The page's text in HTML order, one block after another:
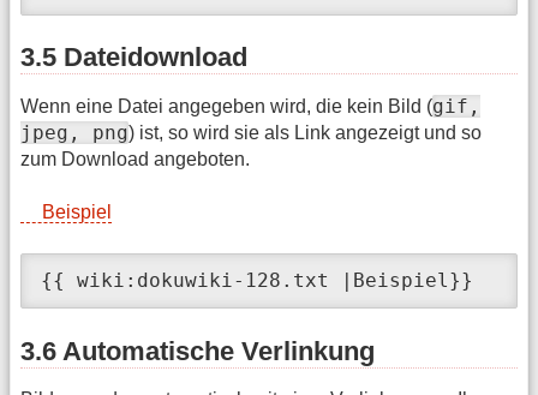
3.5 Dateidownload
Wenn eine Datei angegeben wird, die kein Bild (gif,
jpeg, png) ist, so wird sie als Link angezeigt und so
zum Download angeboten.
Beispiel
{{ wiki:dokuwiki-128.txt |Beispiel}}
3.6 Automatische Verlinkung